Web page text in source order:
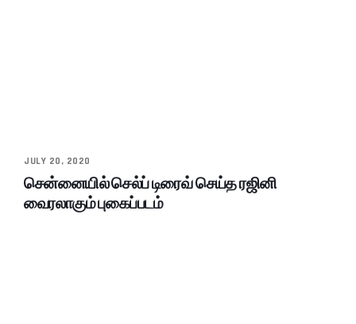
JULY 20, 2020
சென்னையில் செல்ப் டிரைவ் செய்த ரஜினி
வைரலாகும் புகைப்படம்